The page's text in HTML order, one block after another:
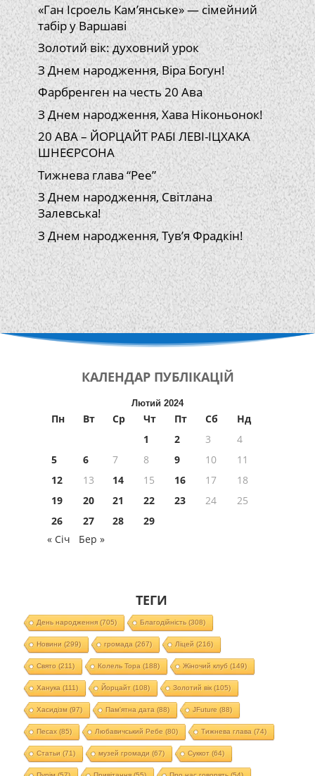
«Ган Ісроель Кам’янське» — сімейний
табір у Варшаві
Золотий вік: духовний урок
З Днем народження, Віра Богун!
Фарбренген на честь 20 Ава
З Днем народження, Хава Ніконьонок!
20 АВА – ЙОРЦАЙТ РАБІ ЛЕВІ-ІЦХАКА
ШНЕЄРСОНА
Тижнева глава “Рее”
З Днем народження, Світлана
Залевська!
З Днем народження, Тув’я Фрадкін!
КАЛЕНДАР ПУБЛІКАЦІЙ
Лютий 2024
Пн Вт Ср Чт Пт Сб
Нд
1
2 3
4
5
6 7 8 9 10
11
12
13 14 15 16 17
18
19
20 21 22 23 24
25
26
27 28
29
« Січ
Бер »
ТЕГИ
День народження(705) Благодійність(308)
Новини (299) громада (267) Ліцей (216)
Свято (211) Колель Тора (188) Жіночий клуб (149)
Ханука (111) Йорцайт (108) Золотий вік(105)
Хасидізм (97) Пам'ятна дата (88) JFuture (88)
Песах(85) Любавичський Ребе (80) Тижнева глава (74)
Статьи (71) музей громади (67) Суккот (64)